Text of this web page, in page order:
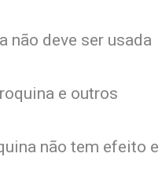
não deve ser usada
e outros
não tem efeito e